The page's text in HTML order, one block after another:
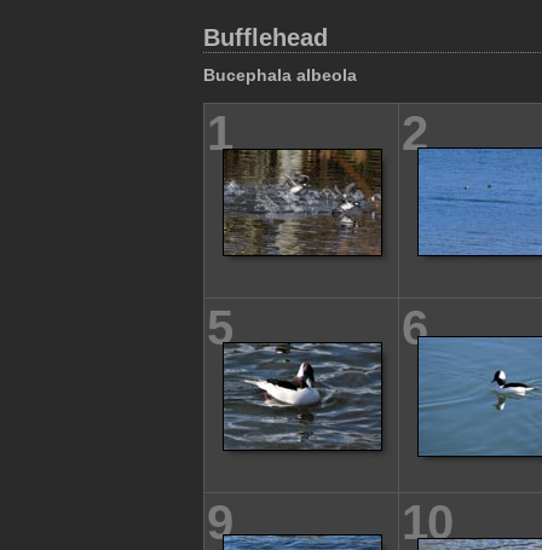
Bufflehead
Bucephala albeola
1 2
5 6
9 10